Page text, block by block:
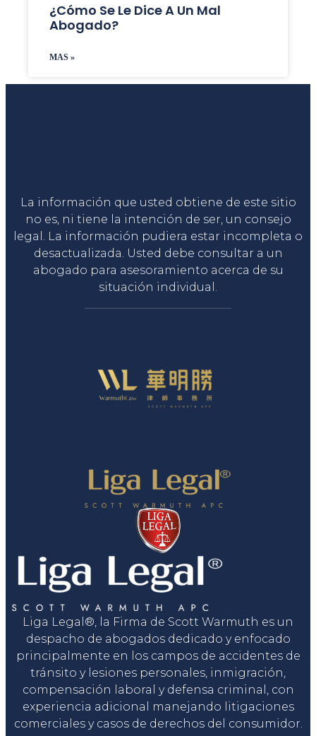
¿Cómo Se Le Dice A Un Mal
Abogado?
MAS »
La información que usted obtiene de este sitio
no es, ni tiene la intención de ser, un consejo
legal. La información pudiera estar incompleta o
desactualizada. Usted debe consultar a un
abogado para asesoramiento acerca de su
situación individual.
Liga Legal®, la Firma de Scott Warmuth es un
despacho de abogados dedicado y enfocado
principalmente en los campos de accidentes de
tránsito y lesiones personales, inmigración,
compensación laboral y defensa criminal, con
experiencia adicional manejando litigaciones
comerciales y casos de derechos del consumidor.